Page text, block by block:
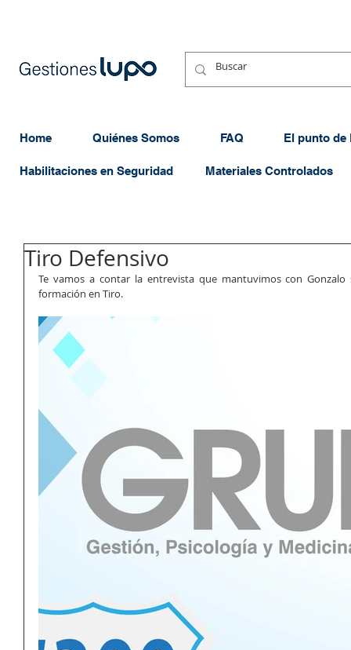
Home Quiénes Somos FAQ El punto de
Habilitaciones en Seguridad Materiales Controlados
Tiro Defensivo
Te vamos a contar la entrevista que mantuvimos con
formación en Tiro.